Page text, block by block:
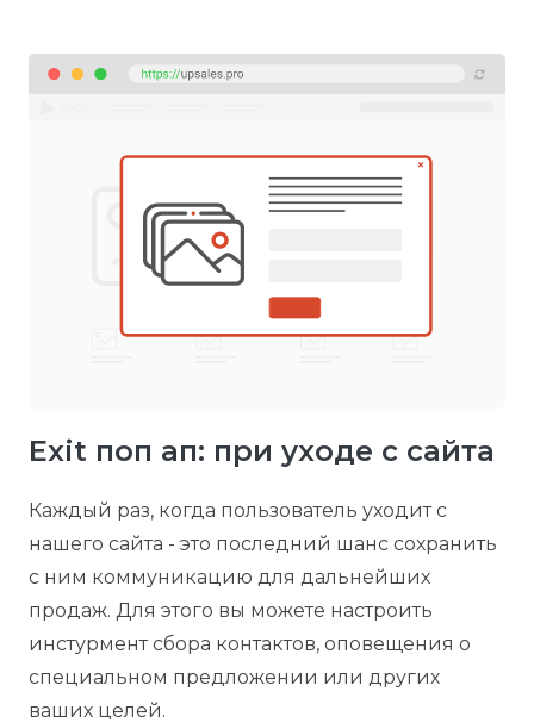
Exit поп ап: при уходе с сайта
Каждый раз, когда пользователь уходит с
нашего сайта - это последний шанс сохранить
с ним коммуникацию для дальнейших
продаж. Для этого вы можете настроить
инстурмент сбора контактов, оповещения о
специальном предложении или других
ваших целей.